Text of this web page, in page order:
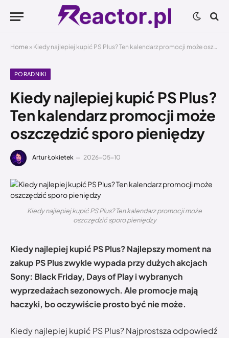
Home » Kiedy najlepiej kupić PS Plus? Ten kalendarz promocji może oszczędzić sporo pieniędzy
PORADNIKI
Kiedy najlepiej kupić PS Plus?
Ten kalendarz promocji może
oszczędzić sporo pieniędzy
Artur Łokietek 2026-05-10
Kiedy najlepiej kupić PS Plus? Ten kalendarz promocji może
oszczędzić sporo pieniędzy
Kiedy najlepiej kupić PS Plus? Najlepszy moment na
zakup PS Plus zwykle wypada przy dużych akcjach
Sony: Black Friday, Days of Play i wybranych
wyprzedażach sezonowych. Ale promocje mają
haczyki, bo oczywiście prosto być nie może.
Kiedy najlepiej kupić PS Plus? Najprostsza odpowiedź